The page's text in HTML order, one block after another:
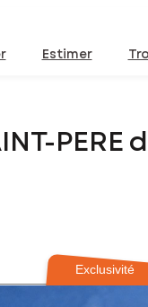
Estimer
PERE
Exclusivité